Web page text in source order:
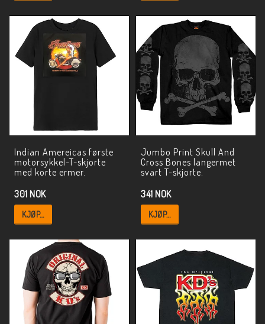
Indian Amereicas første
motorsykkel-T-skjorte
med korte ermer.
301 NOK
KJØP…
Jumbo Print Skull And
Cross Bones langermet
svart T-skjorte.
341 NOK
KJØP…